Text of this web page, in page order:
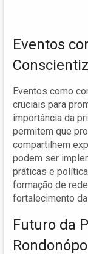
Eventos
Eventos como
cruciais para
importância da
permitem que
compartilhem
podem ser
práticas e
formação de
fortalecimento
Futuro da